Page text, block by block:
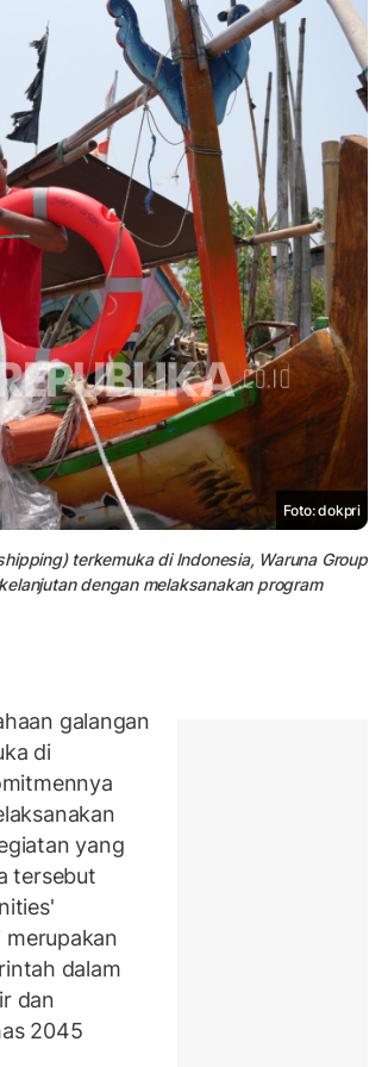
Foto: dokpri
terkemuka di Indonesia, Waruna Group
dengan melaksanakan program
galangan
di
yang
tersebut
merupakan
dalam
dan
2045